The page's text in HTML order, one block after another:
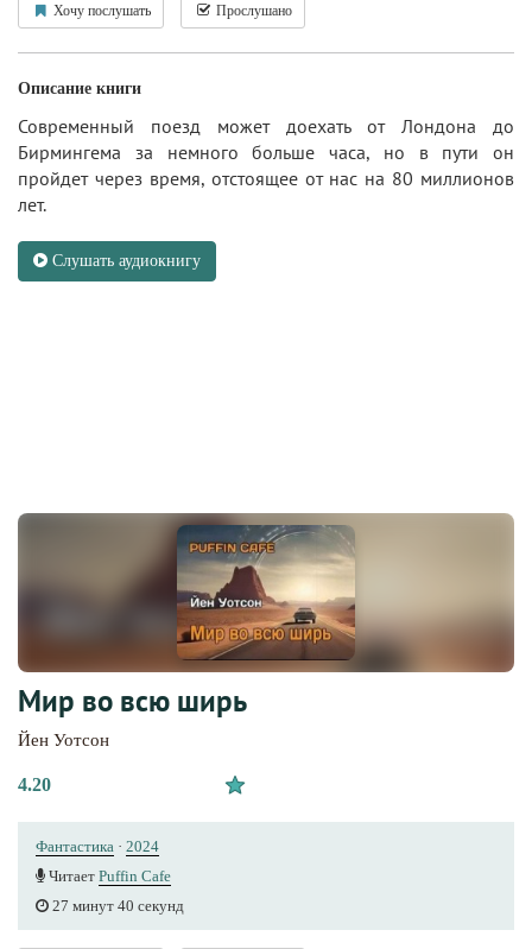
Хочу послушать Прослушано
Описание книги
Современный поезд может доехать от Лондона до
Бирмингема за немного больше часа, но в пути он
пройдет через время, отстоящее от нас на 80 миллионов
лет.
Слушать аудиокнигу
Мир во всю ширь
Йен Уотсон
4.20
Фантастика · 2024
Читает Puffin Cafe
27 минут 40 секунд